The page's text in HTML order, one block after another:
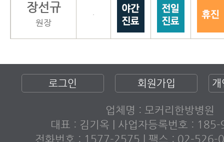
장선규
원장
·
로그인 회원가입 개
업체명 : 모커리한방병원
대표 : 김기옥 | 사업자등록번호 :
전화번호 : 1577-2575 | 팩스 : 02-526-